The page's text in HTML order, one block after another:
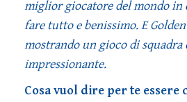
miglior giocatore del mondo in
fare tutto e benissimo. E
mostrando un gioco di squadra
impressionante.
Cosa vuol dire per te essere